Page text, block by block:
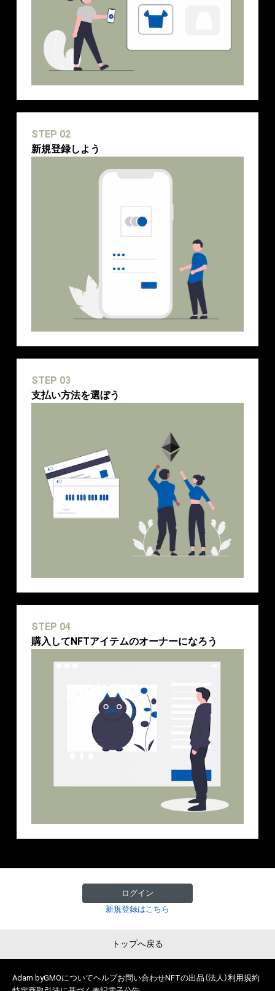
STEP 02
新規登録しよう
STEP 03
支払い方法を選ぼう
STEP 04
購入してNFTアイテムのオーナーになろう
ログイン
新規登録はこちら
トップへ戻る
Adam byGMOについてヘルプお問い合わせNFTの出品（法人）利用規約